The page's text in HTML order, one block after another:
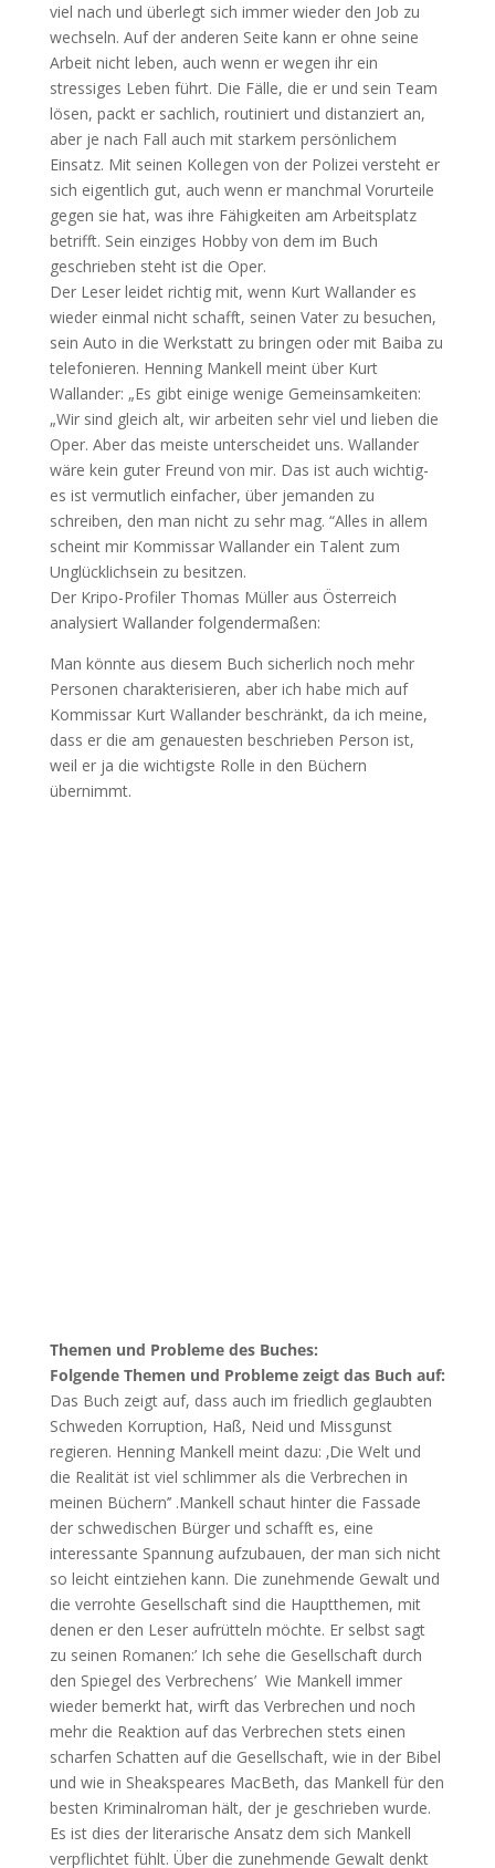
viel nach und überlegt sich immer wieder den Job zu
wechseln. Auf der anderen Seite kann er ohne seine
Arbeit nicht leben, auch wenn er wegen ihr ein
stressiges Leben führt. Die Fälle, die er und sein Team
lösen, packt er sachlich, routiniert und distanziert an,
aber je nach Fall auch mit starkem persönlichem
Einsatz. Mit seinen Kollegen von der Polizei versteht er
sich eigentlich gut, auch wenn er manchmal Vorurteile
gegen sie hat, was ihre Fähigkeiten am Arbeitsplatz
betrifft. Sein einziges Hobby von dem im Buch
geschrieben steht ist die Oper.
Der Leser leidet richtig mit, wenn Kurt Wallander es
wieder einmal nicht schafft, seinen Vater zu besuchen,
sein Auto in die Werkstatt zu bringen oder mit Baiba zu
telefonieren. Henning Mankell meint über Kurt
Wallander: „Es gibt einige wenige Gemeinsamkeiten:
„Wir sind gleich alt, wir arbeiten sehr viel und lieben die
Oper. Aber das meiste unterscheidet uns. Wallander
wäre kein guter Freund von mir. Das ist auch wichtig-
es ist vermutlich einfacher, über jemanden zu
schreiben, den man nicht zu sehr mag. “Alles in allem
scheint mir Kommissar Wallander ein Talent zum
Unglücklichsein zu besitzen.
Der Kripo-Profiler Thomas Müller aus Österreich
analysiert Wallander folgendermaßen:
Man könnte aus diesem Buch sicherlich noch mehr
Personen charakterisieren, aber ich habe mich auf
Kommissar Kurt Wallander beschränkt, da ich meine,
dass er die am genauesten beschrieben Person ist,
weil er ja die wichtigste Rolle in den Büchern
übernimmt.
Themen und Probleme des Buches:
Folgende Themen und Probleme zeigt das Buch auf:
Das Buch zeigt auf, dass auch im friedlich geglaubten
Schweden Korruption, Haß, Neid und Missgunst
regieren. Henning Mankell meint dazu: ‚Die Welt und
die Realität ist viel schlimmer als die Verbrechen in
meinen Büchern’’ .Mankell schaut hinter die Fassade
der schwedischen Bürger und schafft es, eine
interessante Spannung aufzubauen, der man sich nicht
so leicht eintziehen kann. Die zunehmende Gewalt und
die verrohte Gesellschaft sind die Hauptthemen, mit
denen er den Leser aufrütteln möchte. Er selbst sagt
zu seinen Romanen:’ Ich sehe die Gesellschaft durch
den Spiegel des Verbrechens’ Wie Mankell immer
wieder bemerkt hat, wirft das Verbrechen und noch
mehr die Reaktion auf das Verbrechen stets einen
scharfen Schatten auf die Gesellschaft, wie in der Bibel
und wie in Sheakspeares MacBeth, das Mankell für den
besten Kriminalroman hält, der je geschrieben wurde.
Es ist dies der literarische Ansatz dem sich Mankell
verpflichtet fühlt. Über die zunehmende Gewalt denkt